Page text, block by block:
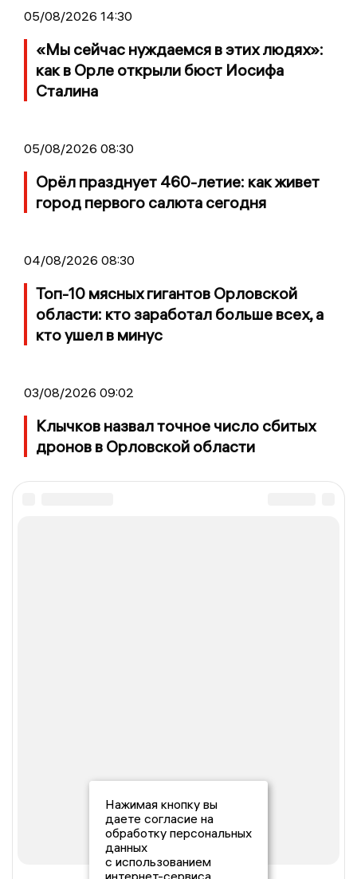
05/08/2026 14:30
«Мы сейчас нуждаемся в этих людях»:
как в Орле открыли бюст Иосифа
Сталина
05/08/2026 08:30
Орёл празднует 460-летие: как живет
город первого салюта сегодня
04/08/2026 08:30
Топ-10 мясных гигантов Орловской
области: кто заработал больше всех, а
кто ушел в минус
03/08/2026 09:02
Клычков назвал точное число сбитых
дронов в Орловской области
Нажимая кнопку вы
даете согласие на
обработку персональных
данных
с использованием
интернет-сервиса